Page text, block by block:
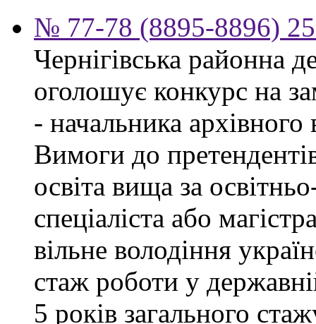
№ 77-78 (8895-8896) 25
Чернігівська районна
оголошує конкурс на
- начальника архівного
Вимоги до
освіта вища за
спеціаліста або
вільне володіння
стаж роботи у
5 років загального